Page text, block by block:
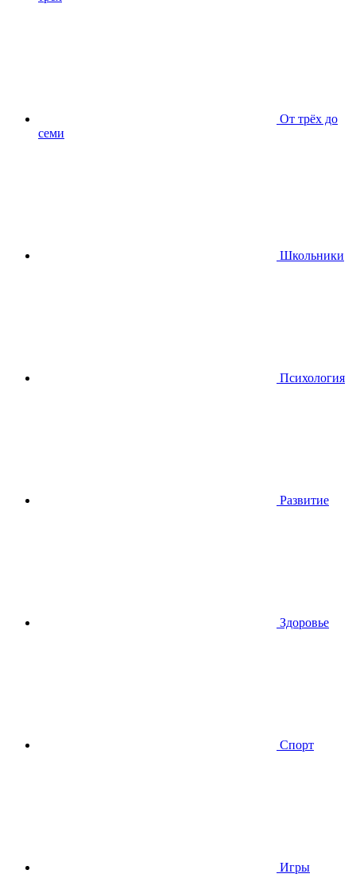
От трёх до
семи
Школьники
Психология
Развитие
Здоровье
Спорт
Игры